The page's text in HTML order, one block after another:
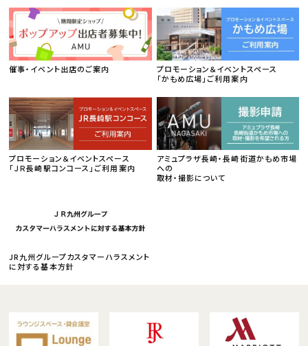
催事・イベント出店のご案内
プロモーション＆イベントスペース
「かもめ広場」ご利用案内
プロモーション＆イベントスペース
「ＪＲ長崎駅コンコース」ご利用案内
アミュプラザ長崎・長崎街道かもめ市場
への
取材・撮影について
JR九州グループカスタマーハラスメント
に対する基本方針